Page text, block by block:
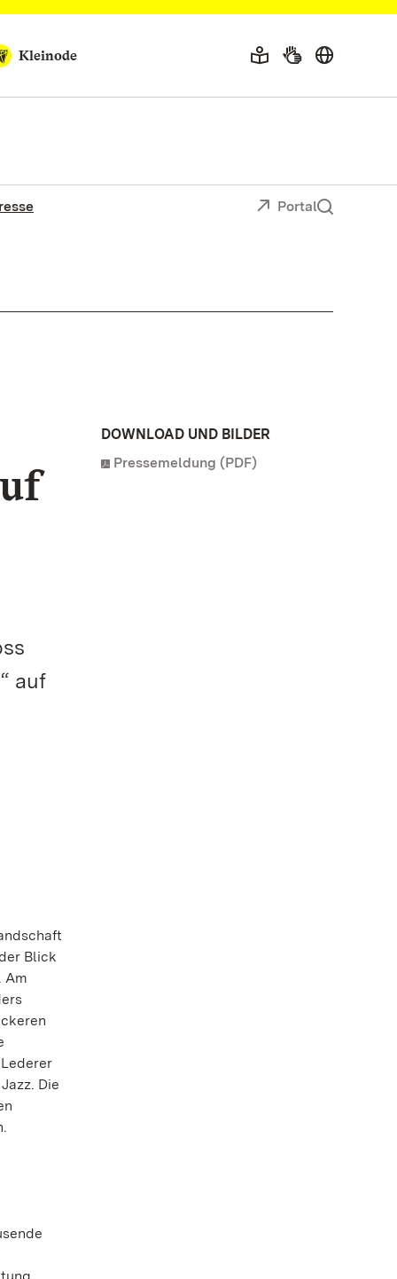
Kleinode
Portal
auf
Blick
Am
Die
DOWNLOAD UND BILDER
Pressemeldung (PDF)